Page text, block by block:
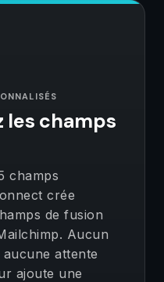
les champs
champs
crée
de fusion
Aucun
attente
ajoute une